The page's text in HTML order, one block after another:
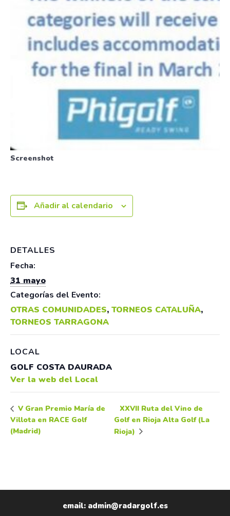
Screenshot
Añadir al calendario
DETALLES
Fecha:
31 mayo
Categorías del Evento:
OTRAS COMUNIDADES, TORNEOS CATALUÑA,
TORNEOS TARRAGONA
LOCAL
GOLF COSTA DAURADA
Ver la web del Local
V Gran Premio María de
Villota en RACE Golf
(Madrid)
XXVII Ruta del Vino de
Golf en Rioja Alta Golf (La
Rioja)
email: admin@radargolf.es